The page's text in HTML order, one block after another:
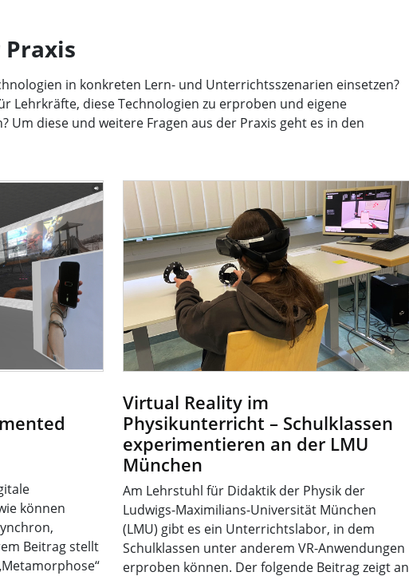
in konkreten Lern- und Unterrichtsszenarien einsetzen?
Lehrkräfte, diese Technologien zu erproben und eigene
Um diese und weitere Fragen aus der Praxis geht es in den
können
Beitrag stellt
Virtual Reality im
Physikunterricht – Schulklassen
experimentieren an der LMU
München
Am Lehrstuhl für Didaktik der Physik der
Ludwigs-Maximilians-Universität München
(LMU) gibt es ein Unterrichtslabor, in dem
Schulklassen unter anderem VR-Anwendungen
erproben können. Der folgende Beitrag zeigt an